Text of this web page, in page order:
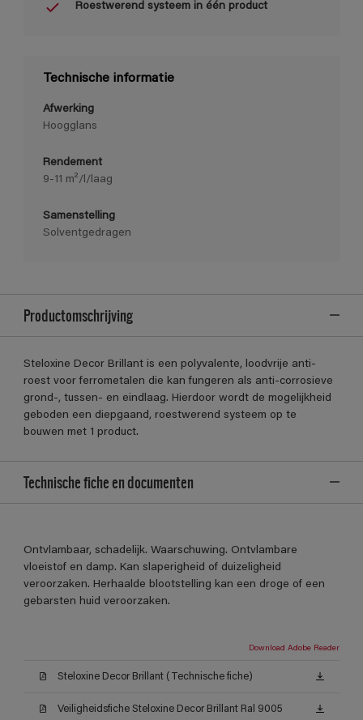
Roestwerend systeem in één product
Technische informatie
Afwerking
Hoogglans
Rendement
9-11 m²/l/laag
Samenstelling
Solventgedragen
Productomschrijving
Steloxine Decor Brillant is een polyvalente, loodvrije anti-
roest voor ferrometalen die kan fungeren als anti-corrosieve
grond-, tussen- en eindlaag. Hierdoor wordt de mogelijkheid
geboden een diepgaand, roestwerend systeem op te
bouwen met 1 product.
Technische fiche en documenten
Ontvlambaar, schadelijk. Waarschuwing. Ontvlambare
vloeistof en damp. Kan slaperigheid of duizeligheid
veroorzaken. Herhaalde blootstelling kan een droge of een
gebarsten huid veroorzaken.
Download Adobe Reader
Steloxine Decor Brillant (Technische fiche)
Veiligheidsfiche Steloxine Decor Brillant Ral 9005